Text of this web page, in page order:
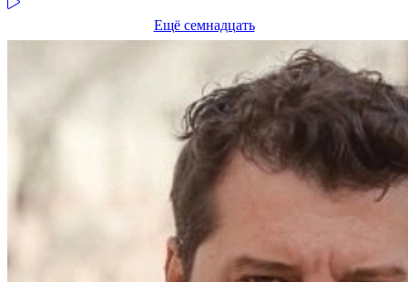
Ещё семнадцать